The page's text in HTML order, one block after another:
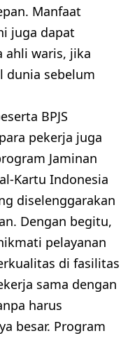
Manfaat
juga dapat
ahli waris, jika
dunia sebelum
BPJS
pekerja juga
Jaminan
Kartu Indonesia
diselenggarakan
Dengan begitu,
pelayanan
di fasilitas
sama dengan
harus
besar. Program